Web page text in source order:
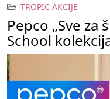
TROPIC AKCIJE
Pepco „Sve za
School